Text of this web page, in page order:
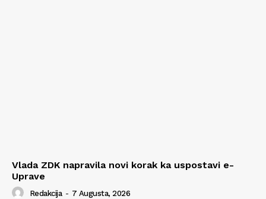
Vlada ZDK napravila novi korak ka uspostavi e-
Uprave
Redakcija - 7 Augusta, 2026